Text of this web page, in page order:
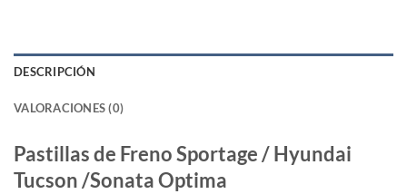
DESCRIPCIÓN
VALORACIONES (0)
Pastillas de Freno Sportage / Hyundai
Tucson /Sonata Optima